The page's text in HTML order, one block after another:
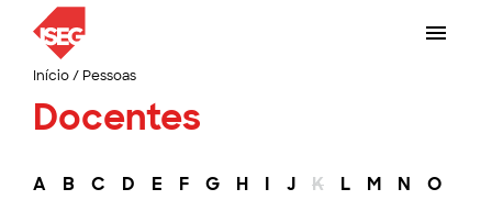
Início/ Pessoas
Docentes
A B C D E F G H I J K L M N O